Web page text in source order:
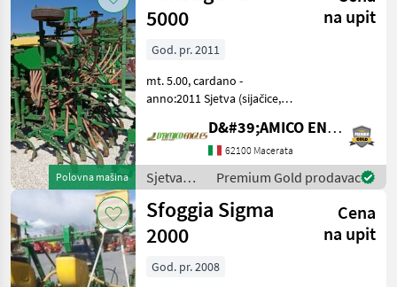
Kategorija 1 Država Filteri
TRENUTNA
PUTANJA
Sfoggia
IZABERITE
KATEGORIJU
Poljoprivredna tehnika
13
Ostalo
2
MARKETPLACE
Resetuj
Prikaži
15
rezultata
Polovna mašina
5000
na upit
God. pr. 2011
mt. 5.00, cardano -
anno:2011 Sjetva (sijačice,
dr) Sijačice (mehaničke)
D&#39;AMICO ENGLES SRL
62100 Macerata
Sjetva
(sijačice,
mulčeri,
sjetvospremači
i dr) /
Sfoggia
Premium Gold prodavac
Sfoggia Sigma
2000
Cena
na upit
God. pr. 2008